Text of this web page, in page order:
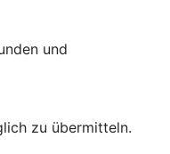
und
zu übermitteln.